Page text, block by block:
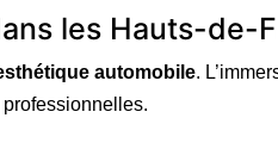
les Hauts-de-
automobile.